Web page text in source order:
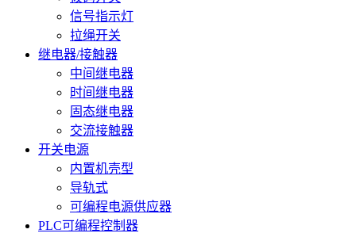
信号指示灯
拉绳开关
继电器/接触器
中间继电器
时间继电器
固态继电器
交流接触器
开关电源
内置机壳型
导轨式
可编程电源供应器
PLC可编程控制器